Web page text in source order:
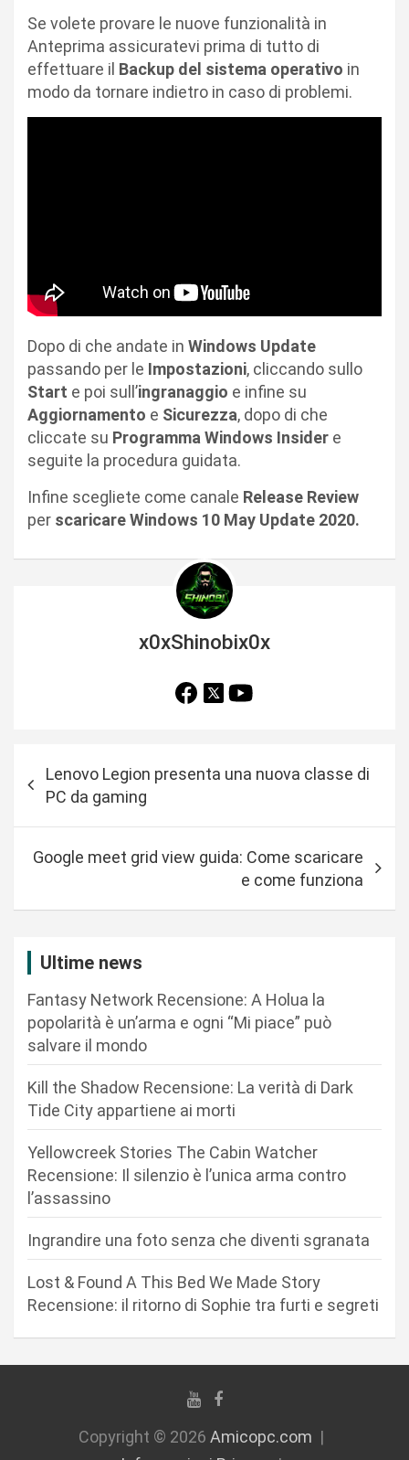
Se volete provare le nuove funzionalità in
Anteprima assicuratevi prima di tutto di
effettuare il Backup del sistema operativo in
modo da tornare indietro in caso di problemi.
Dopo di che andate in Windows Update
passando per le Impostazioni, cliccando sullo
Start e poi sull’ingranaggio e infine su
Aggiornamento e Sicurezza, dopo di che
cliccate su Programma Windows Insider e
seguite la procedura guidata.
Infine scegliete come canale Release Review
per scaricare Windows 10 May Update 2020.
x0xShinobix0x
a
Lenovo Legion presenta una nuova classe di
PC da gaming
Google meet grid view guida: Come scaricare
e come funziona
Ultime news
Fantasy Network Recensione: A Holua la
popolarità è un’arma e ogni “Mi piace” può
salvare il mondo
Kill the Shadow Recensione: La verità di Dark
Tide City appartiene ai morti
Yellowcreek Stories The Cabin Watcher
Recensione: Il silenzio è l’unica arma contro
l’assassino
Ingrandire una foto senza che diventi sgranata
Lost & Found A This Bed We Made Story
Recensione: il ritorno di Sophie tra furti e segreti
Copyright © 2026 Amicopc.com